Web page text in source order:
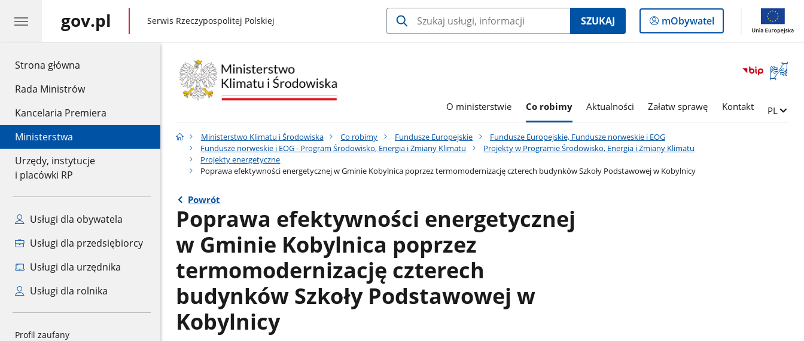
Strona główna
Rada Ministrów
Kancelaria Premiera
Ministerstwa
Urzędy, instytucje
i placówki RP
Usługi dla obywatela
Usługi dla przedsiębiorcy
Usługi dla urzędnika
Usługi dla rolnika
Profil zaufany
gov.pl gov.pl
Serwis Rzeczypospolitej Polskiej SZUKAJ
Logowanie
do
mObywatel
Otwórz
okno
języka
O ministerstwie Co robimy Aktualności Załatw sprawę Kontakt Zmień
PL
Ministerstwo Klimatu i Środowiska Co robimy Fundusze Europejskie
Fundusze Europejskie, Fundusze norweskie i EOG
Fundusze norweskie i EOG - Program Środowisko, Energia i Zmiany Klimatu
Projekty w Programie Środowisko, Energia i Zmiany Klimatu
Projekty energetyczne
Poprawa efektywności energetycznej w Gminie Kobylnica poprzez termomodernizację czterech budynków Szkoły Podstawowej w Kobylnicy
Powrót
Poprawa efektywności energetycznej
w Gminie Kobylnica poprzez
termomodernizację czterech
budynków Szkoły Podstawowej w
Kobylnicy